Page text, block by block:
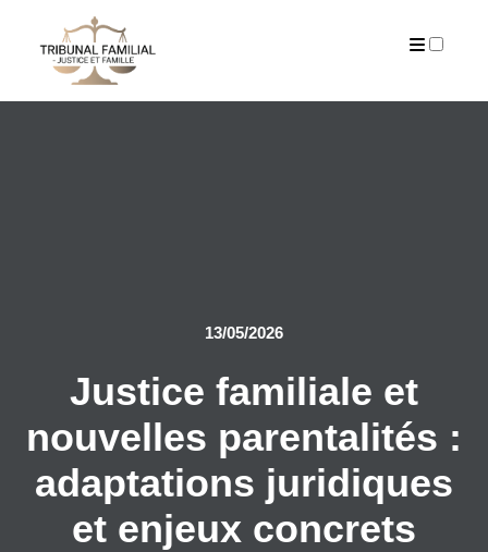
13/05/2026
Justice familiale et
nouvelles parentalités :
adaptations juridiques
et enjeux concrets